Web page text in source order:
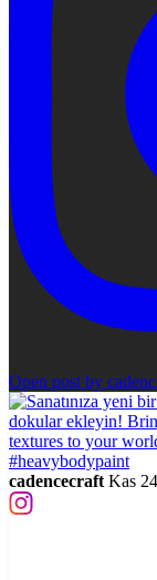
Open post by
cadencecraft Kas 24